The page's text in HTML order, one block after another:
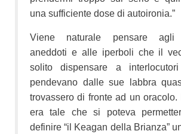
una sufficiente dose di autoironia.”
Viene naturale pensare agli
aneddoti e alle iperboli che il
solito dispensare a
pendevano dalle sue labbra
trovassero di fronte ad un oracolo.
era tale che si poteva
definire “il Keagan della Brianza”